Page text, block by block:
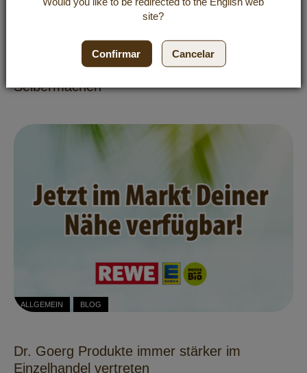
Kosmetik mit Kokosöl: Natürliche Pflege zum
Selbermachen
ALLGEMEIN BLOG
Dr. Goerg Produkte immer stärker im
Einzelhandel vertreten
site?
Confirmar Cancelar